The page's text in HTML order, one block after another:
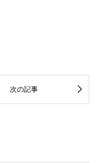
次の記事 